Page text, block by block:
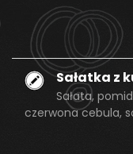
Sałatka z
Sałata,
czerwona cebula,